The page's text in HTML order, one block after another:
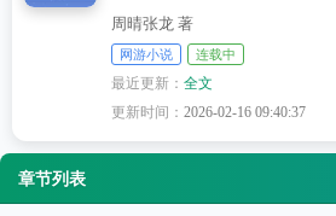
周晴张龙 著
网游小说 连载中
最近更新：全文
更新时间：2026-02-16 09:40:37
章节列表